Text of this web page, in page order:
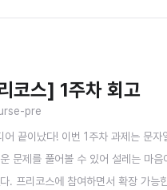
코스] 1주차 회고
pre
어 끝이났다! 이번 1주차 과제는 문
운 문제를 풀어볼 수 있어 설레는
. 프리코스에 참여하면서 확장 가